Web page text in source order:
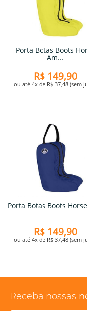
Porta Botas Boots
Am...
R$ 149,90
ou até 4x de R$ 37,48 (sem
Porta Botas Boots
R$ 149,90
ou até 4x de R$ 37,48 (sem
Receba nossas